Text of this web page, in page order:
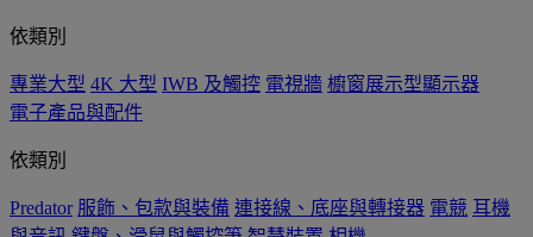
依類別
專業大型 4K 大型 IWB 及觸控 電視牆 櫥窗展示型顯示器
電子產品與配件
依類別
Predator 服飾、包款與裝備 連接線、底座與轉接器 電競 耳機